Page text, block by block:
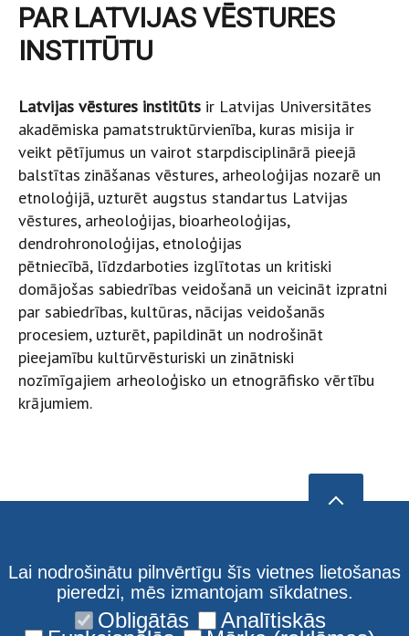
PAR LATVIJAS VĒSTURES
INSTITŪTU
Latvijas vēstures institūts ir Latvijas Universitātes
akadēmiska pamatstruktūrvienība, kuras misija ir
veikt pētījumus un vairot starpdisciplinārā pieejā
balstītas zināšanas vēstures, arheoloģijas nozarē un
etnoloģijā, uzturēt augstus standartus Latvijas
vēstures, arheoloģijas, bioarheoloģijas,
dendrohronoloģijas, etnoloģijas
pētniecībā, līdzdarboties izglītotas un kritiski
domājošas sabiedrības veidošanā un veicināt izpratni
par sabiedrības, kultūras, nācijas veidošanās
procesiem, uzturēt, papildināt un nodrošināt
pieejamību kultūrvēsturiski un zinātniski
nozīmīgajiem arheoloģisko un etnogrāfisko vērtību
krājumiem.
Lai nodrošinātu pilnvērtīgu šīs vietnes lietošanas
pieredzi, mēs izmantojam sīkdatnes.
Obligātās Analītiskās